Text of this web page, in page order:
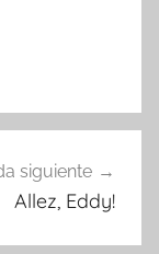
siguiente
Allez, Eddy!